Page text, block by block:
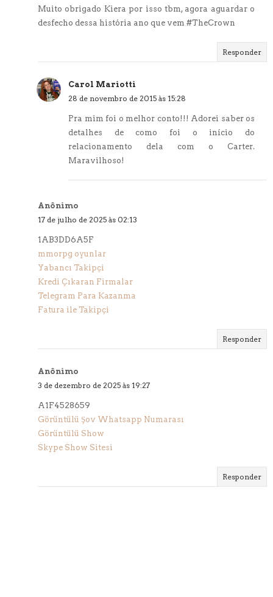
Muito obrigado Kiera por isso tbm, agora aguardar o
desfecho dessa história ano que vem #TheCrown
Responder
Carol Mariotti
28 de novembro de 2015 às 15:28
Pra mim foi o melhor conto!!! Adorei saber os
detalhes de como foi o início do
relacionamento dela com o Carter.
Maravilhoso!
Anônimo
17 de julho de 2025 às 02:13
1AB3DD6A5F
mmorpg oyunlar
Yabancı Takipçi
Kredi Çıkaran Firmalar
Telegram Para Kazanma
Fatura ile Takipçi
Responder
Anônimo
3 de dezembro de 2025 às 19:27
A1F4528659
Görüntülü Şov Whatsapp Numarası
Görüntülü Show
Skype Show Sitesi
Responder